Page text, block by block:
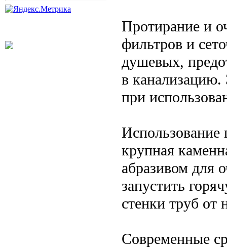
Протирание и
фильтров и
душевых,
в
при
Использование
крупная
абразивом для
запустить
стенки труб от
Современные